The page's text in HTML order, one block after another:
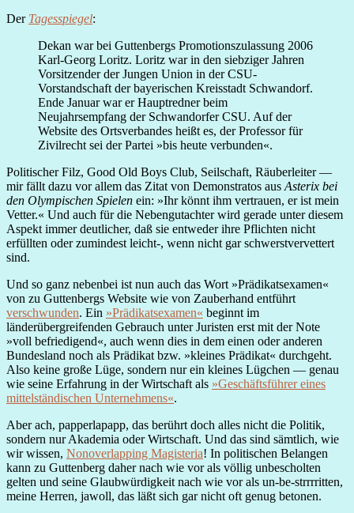
Der Tagesspiegel:
Dekan war bei Guttenbergs Promotionszulassung 2006
Karl-Georg Loritz. Loritz war in den siebziger Jahren
Vorsitzender der Jungen Union in der CSU-
Vorstandschaft der bayerischen Kreisstadt Schwandorf.
Ende Januar war er Hauptredner beim
Neujahrsempfang der Schwandorfer CSU. Auf der
Website des Ortsverbandes heißt es, der Professor für
Zivilrecht sei der Partei »bis heute verbunden«.
Politischer Filz, Good Old Boys Club, Seilschaft, Räuberleiter —
mir fällt dazu vor allem das Zitat von Demonstratos aus Asterix bei
den Olympischen Spielen ein: »Ihr könnt ihm vertrauen, er ist mein
Vetter.« Und auch für die Nebengutachter wird gerade unter diesem
Aspekt immer deutlicher, daß sie entweder ihre Pflichten nicht
erfüllten oder zumindest leicht-, wenn nicht gar schwerstvervettert
sind.
Und so ganz nebenbei ist nun auch das Wort »Prädikatsexamen«
von zu Guttenbergs Website wie von Zauberhand entführt
verschwunden. Ein »Prädikatsexamen« beginnt im
länderübergreifenden Gebrauch unter Juristen erst mit der Note
»voll befriedigend«, auch wenn dies in dem einen oder anderen
Bundesland noch als Prädikat bzw. »kleines Prädikat« durchgeht.
Also keine große Lüge, sondern nur ein kleines Lügchen — genau
wie seine Erfahrung in der Wirtschaft als »Geschäftsführer eines
mittelständischen Unternehmens«.
Aber ach, papperlapapp, das berührt doch alles nicht die Politik,
sondern nur Akademia oder Wirtschaft. Und das sind sämtlich, wie
wir wissen, Nonoverlapping Magisteria! In politischen Belangen
kann zu Guttenberg daher nach wie vor als völlig unbescholten
gelten und seine Glaubwürdigkeit nach wie vor als un-be-strrrritten,
meine Herren, jawoll, das läßt sich gar nicht oft genug betonen.